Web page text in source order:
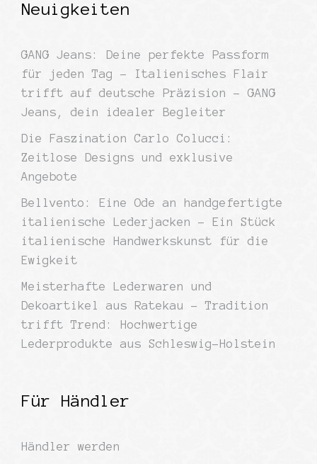
Neuigkeiten
GANG Jeans: Deine perfekte Passform
für jeden Tag – Italienisches Flair
trifft auf deutsche Präzision – GANG
Jeans, dein idealer Begleiter
Die Faszination Carlo Colucci:
Zeitlose Designs und exklusive
Angebote
Bellvento: Eine Ode an handgefertigte
italienische Lederjacken – Ein Stück
italienische Handwerkskunst für die
Ewigkeit
Meisterhafte Lederwaren und
Dekoartikel aus Ratekau – Tradition
trifft Trend: Hochwertige
Lederprodukte aus Schleswig-Holstein
Für Händler
Händler werden